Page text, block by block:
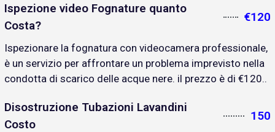
Ispezione video Fognature quanto
Costa?
€120
Ispezionare la fognatura con videocamera professionale,
è un servizio per affrontare un problema imprevisto nella
condotta di scarico delle acque nere. il prezzo è di €120..
Disostruzione Tubazioni Lavandini
Costo
150